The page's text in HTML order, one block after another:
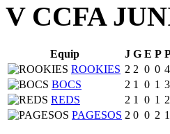
V CCFA
Equip J G E P
ROOKIES 2 2 0 0
BOCS
2 1 0 1
REDS
2 1 0 1
PAGESOS 2 0 0 2